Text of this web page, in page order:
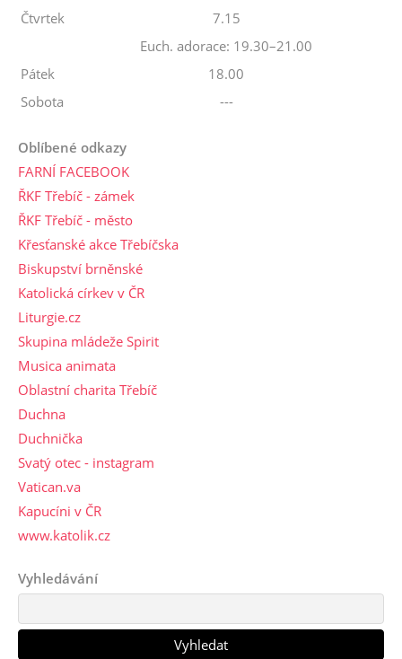
Čtvrtek
7.15
Euch. adorace: 19.30–21.00
Pátek
18.00
Sobota
---
Oblíbené odkazy
FARNÍ FACEBOOK
ŘKF Třebíč - zámek
ŘKF Třebíč - město
Křesťanské akce Třebíčska
Biskupství brněnské
Katolická církev v ČR
Liturgie.cz
Skupina mládeže Spirit
Musica animata
Oblastní charita Třebíč
Duchna
Duchnička
Svatý otec - instagram
Vatican.va
Kapucíni v ČR
www.katolik.cz
Vyhledávání